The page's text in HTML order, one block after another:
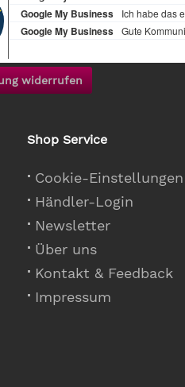
widerrufen
Shop Service
Cookie-Einstellungen
Händler-Login
Newsletter
Über uns
Kontakt & Feedback
Impressum